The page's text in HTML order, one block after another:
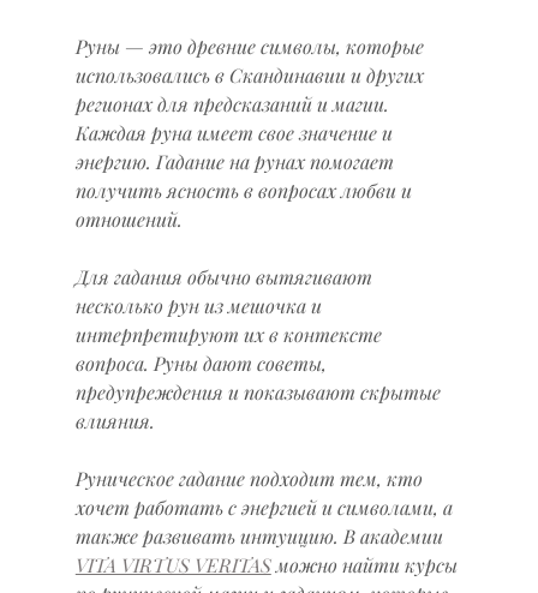
Руны — это древние символы, которые
использовались в Скандинавии и других
регионах для предсказаний и магии.
Каждая руна имеет свое значение и
энергию. Гадание на рунах помогает
получить ясность в вопросах любви и
отношений.
Для гадания обычно вытягивают
несколько рун из мешочка и
интерпретируют их в контексте
вопроса. Руны дают советы,
предупреждения и показывают скрытые
влияния.
Руническое гадание подходит тем, кто
хочет работать с энергией и символами, а
также развивать интуицию. В академии
VITA VIRTUS VERITAS можно найти курсы